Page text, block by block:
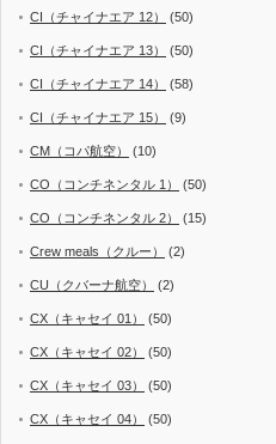
CI（チャイナエア 12） (50)
CI（チャイナエア 13） (50)
CI（チャイナエア 14） (58)
CI（チャイナエア 15） (9)
CM（コパ航空） (10)
CO（コンチネンタル 1） (50)
CO（コンチネンタル 2） (15)
Crew meals（クルー） (2)
CU（クバーナ航空） (2)
CX（キャセイ 01） (50)
CX（キャセイ 02） (50)
CX（キャセイ 03） (50)
CX（キャセイ 04） (50)